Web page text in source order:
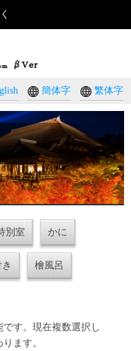
簡体字 繁体字
別室 かに
檜風呂
す。現在複数選択し
ます。